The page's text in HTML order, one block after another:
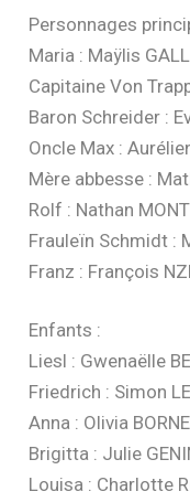
Personnages
Maria : Maÿlis
Capitaine Von
Baron Schreider :
Oncle Max :
Mère abbesse :
Rolf : Nathan
Frauleïn Schmidt :
Franz : François
Enfants :
Liesl : Gwenaëlle
Friedrich : Simon
Anna : Olivia
Brigitta : Julie
Louisa : Charlotte